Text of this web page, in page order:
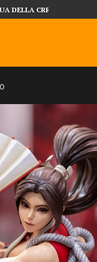
DELLA CRRATURA